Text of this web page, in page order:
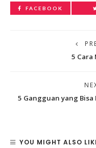
FACEBOOK
5 Cara
5 Gangguan yang
YOU MIGHT ALSO